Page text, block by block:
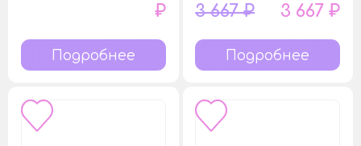
₽
Подробнее
3 667 ₽ 3 667 ₽
Подробнее